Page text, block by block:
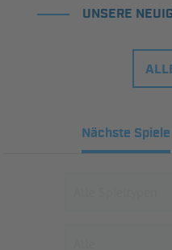
UNSERE
Nächste Spiele